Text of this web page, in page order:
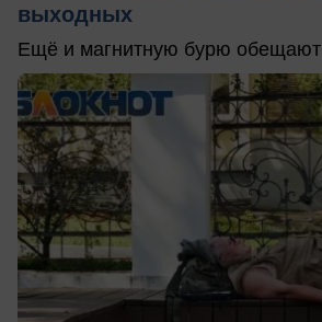
выходных
Ещё и магнитную бурю обещают